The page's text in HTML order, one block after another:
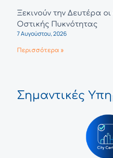
Ξεκινούν την Δευτέρα
Οστικής Πυκνότητας
7 Αυγούστου, 2026
Περισσότερα »
Σημαντικές